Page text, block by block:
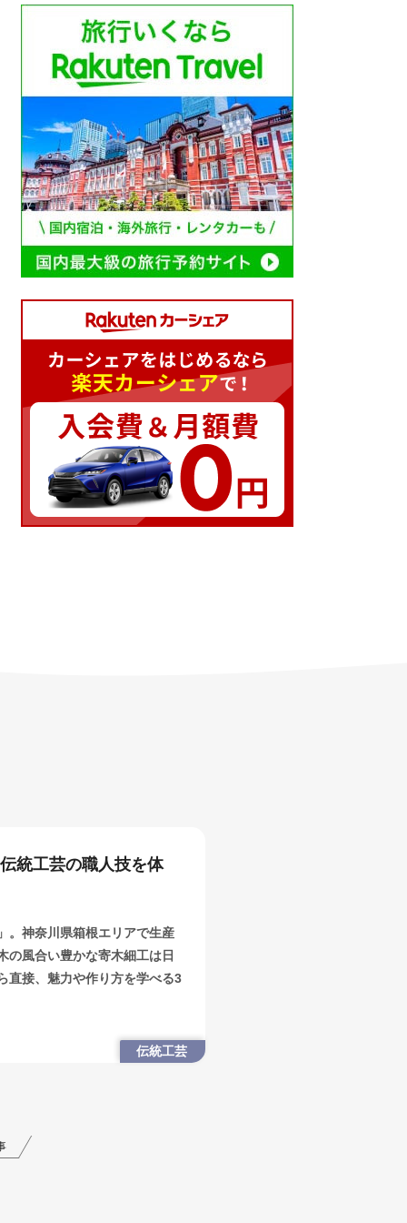
統工芸の職人技を体
。神奈川県箱根エリアで生産
の風合い豊かな寄木細工は日
直接、魅力や作り方を学べる3
伝統工芸